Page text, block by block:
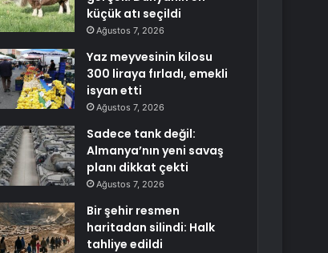
küçük atı seçildi
Ağustos 7, 2026
Yaz meyvesinin kilosu
300 liraya fırladı, emekli
isyan etti
Ağustos 7, 2026
Sadece tank değil:
Almanya’nın yeni savaş
planı dikkat çekti
Ağustos 7, 2026
Bir şehir resmen
haritadan silindi: Halk
tahliye edildi